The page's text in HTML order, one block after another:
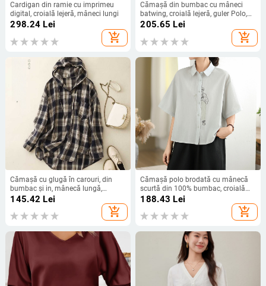
Cardigan din ramie cu imprimeu
digital, croială lejeră, mâneci lungi
298.24 Lei
add_shopping_cart
Cămașă din bumbac cu mâneci
batwing, croială lejeră, guler Polo,
mâneci lungi, primăvara 2025,
205.65 Lei
add_shopping_cart
Cămașă cu glugă în carouri, din
bumbac și in, mânecă lungă,
toamna 2024
145.42 Lei
add_shopping_cart
Cămașă polo brodată cu mânecă
scurtă din 100% bumbac, croială
lejeră, stil street hipster
188.43 Lei
add_shopping_cart